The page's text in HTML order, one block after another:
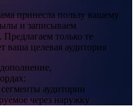
принесла пользу вашему
и записываем
только те
ваша целевая аудитория
аудитории
через наружку